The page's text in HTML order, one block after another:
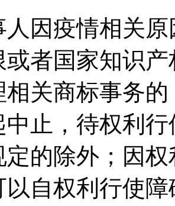
人因疫情相关
或者国家知识
相关商标事务
中止，待权利
定的除外；因
以自权利行使